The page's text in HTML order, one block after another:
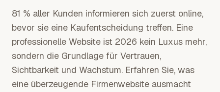
81 % aller Kunden informieren sich zuerst online,
bevor sie eine Kaufentscheidung treffen. Eine
professionelle Website ist 2026 kein Luxus mehr,
sondern die Grundlage für Vertrauen,
Sichtbarkeit und Wachstum. Erfahren Sie, was
eine überzeugende Firmenwebsite ausmacht